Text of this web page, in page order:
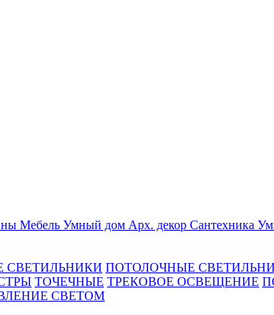
Мебель Умный дом Арх. декор Сантехника
СВЕТИЛЬНИКИ ПОТОЛОЧНЫЕ
ТОЧЕЧНЫЕ ТРЕКОВОЕ ОСВЕЩЕНИЕ
СВЕТОМ